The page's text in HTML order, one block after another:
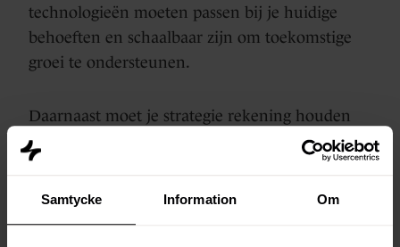
Samtycke Information Om
technologieën moeten passen bij je huidige
behoeften en schaalbaar zijn om toekomstige
groei te ondersteunen.
Daarnaast moet je strategie rekening houden
met de menselijke factor. Het succes van
digitale transformatie hangt af van de
bereidheid van je medewerkers om